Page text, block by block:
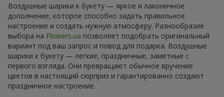
Воздушные шарики к букету — яркое и лаконичное
дополнение, которое способно задать правильное
настроение и создать нужную атмосферу. Разнообразие
выбора на Flowers.ua позволяет подобрать оригинальный
вариант под ваш запрос и повод для подарка. Воздушные
шарики к букету — легкие, праздничные, заметные с
первого взгляда. Они превращают обычное вручение
цветов в настоящий сюрприз и гарантированно создают
праздничное настроение.